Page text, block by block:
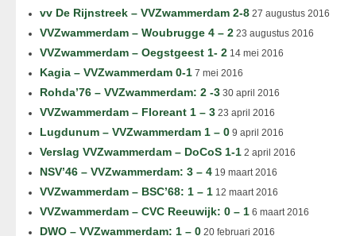
vv De Rijnstreek – VVZwammerdam 2-8 27 augustus 2016
VVZwammerdam – Woubrugge 4 – 2 23 augustus 2016
VVZwammerdam – Oegstgeest 1- 2 14 mei 2016
Kagia – VVZwammerdam 0-1 7 mei 2016
Rohda’76 – VVZwammerdam: 2 -3 30 april 2016
VVZwammerdam – Floreant 1 – 3 23 april 2016
Lugdunum – VVZwammerdam 1 – 0 9 april 2016
Verslag VVZwammerdam – DoCoS 1-1 2 april 2016
NSV’46 – VVZwammerdam: 3 – 4 19 maart 2016
VVZwammerdam – BSC’68: 1 – 1 12 maart 2016
VVZwammerdam – CVC Reeuwijk: 0 – 1 6 maart 2016
DWO – VVZwammerdam: 1 – 0 20 februari 2016